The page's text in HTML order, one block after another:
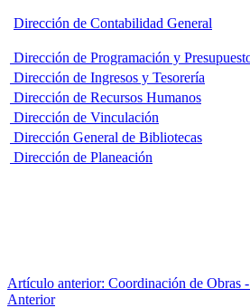
Dirección de Contabilidad General
Dirección de Programación y
Dirección de Ingresos y Tesorería
Dirección de Recursos Humanos
Dirección de Vinculación
Dirección General de Bibliotecas
Dirección de Planeación
Artículo anterior: Coordinación de Obras
Anterior